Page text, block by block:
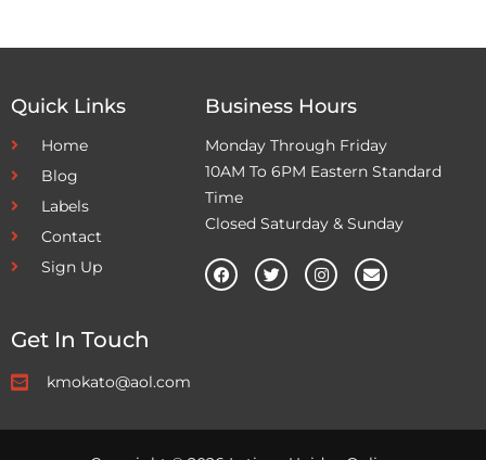
Quick Links
Home
Blog
Labels
Contact
Sign Up
Business Hours
Monday Through Friday
10AM To 6PM Eastern Standard
Time
Closed Saturday & Sunday
Get In Touch
kmokato@aol.com